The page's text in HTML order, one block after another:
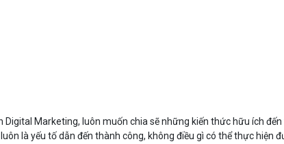
Marketing, luôn muốn chia sẽ những kiến thức hữu ích đến
là yếu tố dẫn đến thành công, không điều gì có thể thực hiện